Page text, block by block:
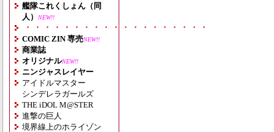
艦隊これくしょん（同
人）
NEW!!
・・・・・・・・・・・・・・・・・・・
COMIC ZIN 専売NEW!!
商業誌
オリジナルNEW!!
ニンジャスレイヤー
アイドルマスター
シンデレラガールズ
THE iDOL M@STER
進撃の巨人
境界線上のホライゾン